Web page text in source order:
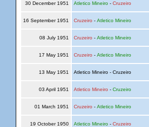
30 December 1951 Atletico Mineiro- Cruzeiro
16 September 1951 Cruzeiro - Atletico Mineiro
08 July 1951 Cruzeiro - Atletico Mineiro
17 May 1951 Cruzeiro - Atletico Mineiro
13 May 1951 Atletico Mineiro - Cruzeiro
03 April 1951 Atletico Mineiro - Cruzeiro
01 March 1951 Cruzeiro - Atletico Mineiro
19 October 1950 Atletico Mineiro- Cruzeiro